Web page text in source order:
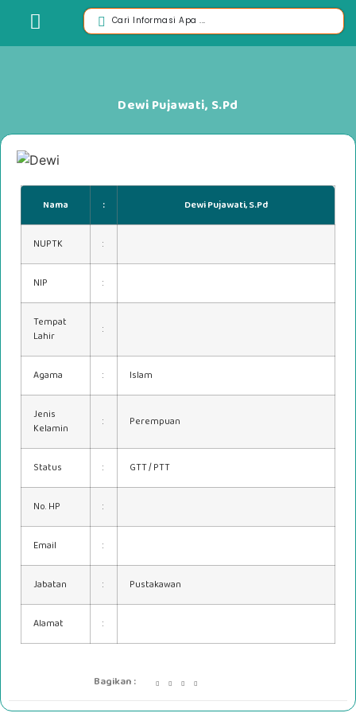
Dewi Pujawati, S.Pd
Nama : Dewi Pujawati, S.Pd
NUPTK :
NIP :
Tempat
Lahir
:
Agama : Islam
Jenis
Kelamin
: Perempuan
Status : GTT / PTT
No. HP :
Email :
Jabatan : Pustakawan
Alamat :
Bagikan :